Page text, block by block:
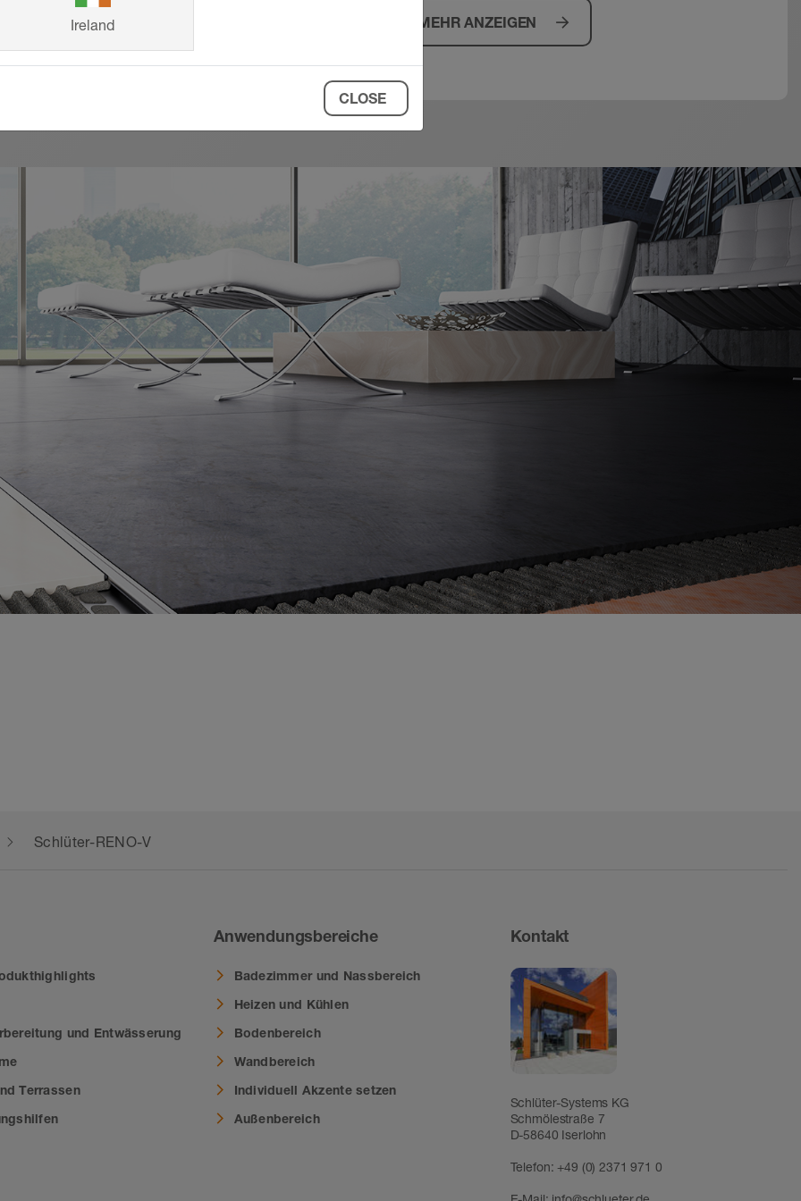
MEHR ANZEIGEN
Schlüter-RENO-V
und Entwässerung
Terrassen
Anwendungsbereiche
Badezimmer und Nassbereich
Heizen und Kühlen
Bodenbereich
Wandbereich
Individuell Akzente setzen
Außenbereich
Kontakt
Schlüter-Systems KG
Schmölestraße 7
D-58640 Iserlohn
Telefon:+49 (0) 2371 971 0
Ireland
CLOSE